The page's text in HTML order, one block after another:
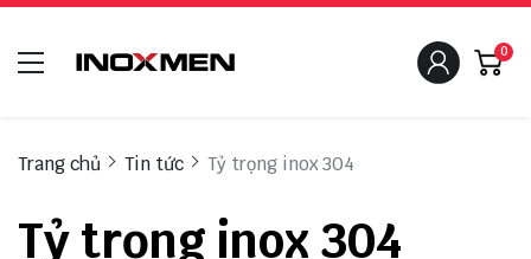
0
Trang chủ Tin tức Tỷ trọng inox 304
Tỷ trọng inox 304